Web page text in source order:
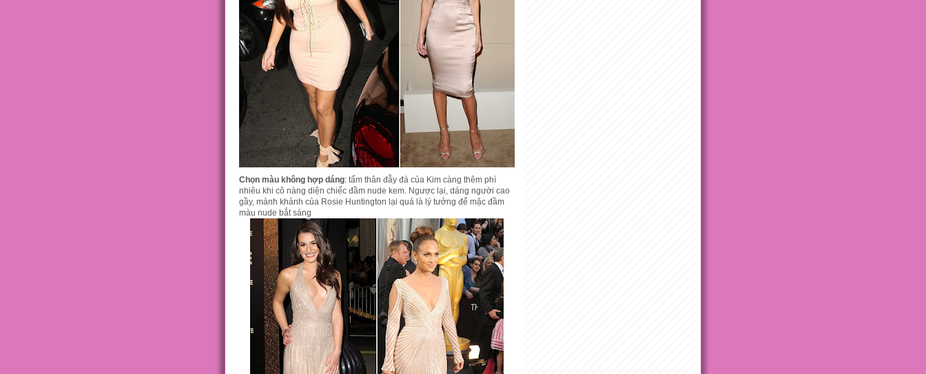
Chọn màu không hợp dáng: tấm thân đẫy đà của Kim càng thêm phì
nhiêu khi cô nàng diện chiếc đầm nude kem. Ngược lại, dáng người cao
gầy, mảnh khảnh của Rosie Huntington lại quả là lý tưởng để mặc đầm
màu nude bắt sáng